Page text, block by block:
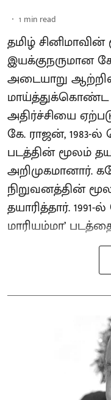
1 min read
தமிழ் சினிமாவின்
இயக்குநருமான
அடையாறு
மாய்த்துக்கொண்ட
அதிர்ச்சியை
கே. ராஜன், 1983-ல்
படத்தின் மூலம்
அறிமுகமானார்.
நிறுவனத்தின்
தயாரித்தார்.
மாரியம்மா’